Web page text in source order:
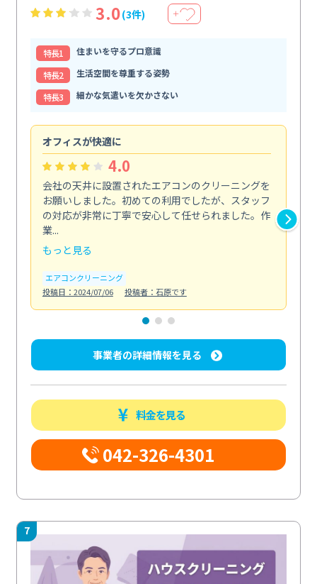
3.0(3件) ＋
特⻑1
住まいを守るプロ意識
特⻑2
生活空間を尊重する姿勢
特⻑3
細かな気遣いを欠かさない
オフィスが快適に
4.0
会社の天井に設置されたエアコンのクリーニングを
お願いしました。初めての利用でしたが、スタッフ
の対応が非常に丁寧で安心して任せられました。作
業...
もっと見る
エアコンクリーニング
投稿日：2024/07/06
投稿者：石原です
事業者の詳細情報を見る
料金を見る
042-326-4301
7